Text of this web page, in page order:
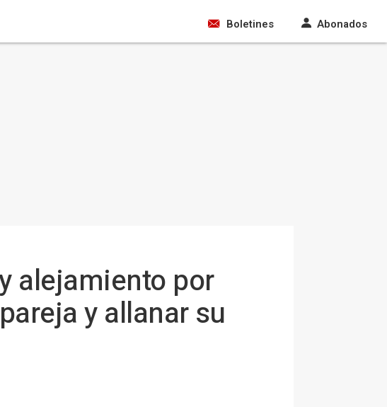
Boletines Abonados
alejamiento por
y allanar su